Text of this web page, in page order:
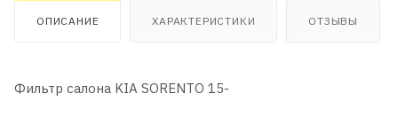
ОПИСАНИЕ ХАРАКТЕРИСТИКИ ОТЗЫВЫ
Фильтр салона KIA SORENTO 15-